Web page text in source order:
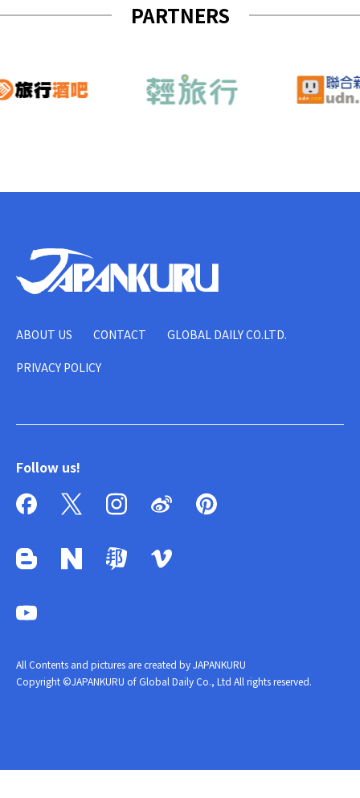
PARTNERS
ABOUT US CONTACT GLOBAL DAILY CO.LTD.
PRIVACY POLICY
Follow us!
All Contents and pictures are created by JAPANKURU
Copyright ©JAPANKURU of Global Daily Co., Ltd All rights reserved.